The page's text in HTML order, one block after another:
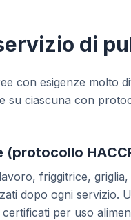
di
con esigenze molto
su ciascuna con
(protocollo
friggitrice,
dopo ogni servizio.
certificati per uso